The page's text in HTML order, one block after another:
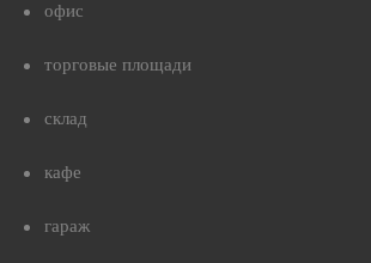
офис
торговые площади
склад
кафе
гараж